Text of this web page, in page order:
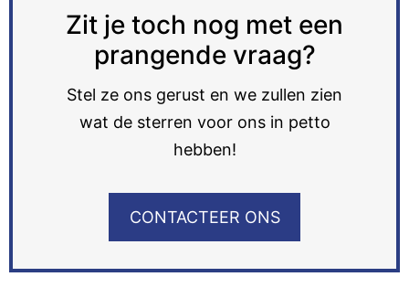
Zit je toch nog met een
prangende vraag?
Stel ze ons gerust en we zullen zien
wat de sterren voor ons in petto
hebben!
CONTACTEER ONS